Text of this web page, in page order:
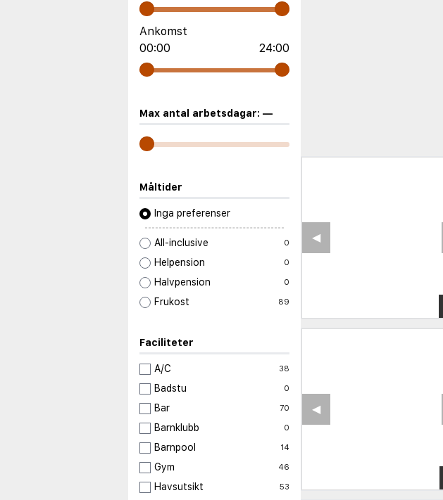
Ankomst
00:00
24:00
Max antal arbetsdagar: —
Måltider
Inga preferenser
All-inclusive 0
Helpension 0
Halvpension 0
Frukost 89
Faciliteter
A/C 38
Badstu 0
Bar 70
Barnklubb 0
Barnpool 14
Gym 46
Havsutsikt 53
◀︎
◀︎